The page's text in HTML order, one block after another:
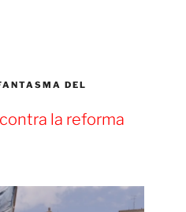
DEL
la reforma